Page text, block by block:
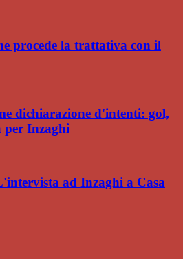
procede la trattativa con il
dichiarazione d'intenti: gol,
per Inzaghi
ad Inzaghi a Casa